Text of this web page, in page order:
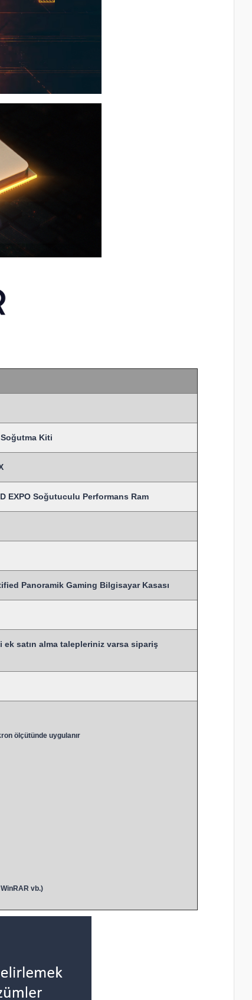
Soğutma Kiti
EXPO Soğutuculu Performans Ram
Panoramik Gaming Bilgisayar Kasası
satın alma talepleriniz varsa sipariş
ölçütünde uygulanır
vb.)